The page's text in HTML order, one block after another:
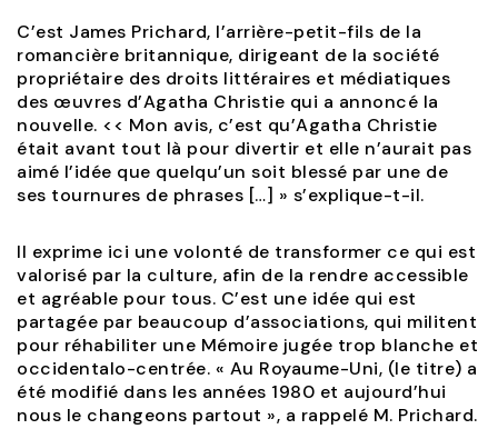
C’est James Prichard, l’arrière-petit-fils de la
romancière britannique, dirigeant de la société
propriétaire des droits littéraires et médiatiques
des œuvres d’Agatha Christie qui a annoncé la
nouvelle. << Mon avis, c’est qu’Agatha Christie
était avant tout là pour divertir et elle n’aurait pas
aimé l’idée que quelqu’un soit blessé par une de
ses tournures de phrases […] » s’explique-t-il.
Il exprime ici une volonté de transformer ce qui est
valorisé par la culture, afin de la rendre accessible
et agréable pour tous. C’est une idée qui est
partagée par beaucoup d’associations, qui militent
pour réhabiliter une Mémoire jugée trop blanche et
occidentalo-centrée. « Au Royaume-Uni, (le titre) a
été modifié dans les années 1980 et aujourd’hui
nous le changeons partout », a rappelé M. Prichard.